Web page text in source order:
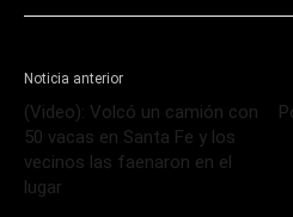
Noticia anterior
(Video): Volcó un camión con
50 vacas en Santa Fe y los
vecinos las faenaron en el
lugar